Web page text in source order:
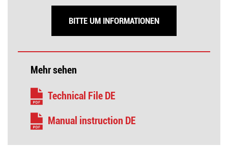
BITTE UM INFORMATIONEN
Mehr sehen
Technical File DE
Manual instruction DE